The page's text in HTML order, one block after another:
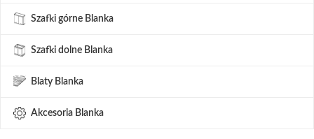
Szafki górne Blanka
Szafki dolne Blanka
Blaty Blanka
Akcesoria Blanka